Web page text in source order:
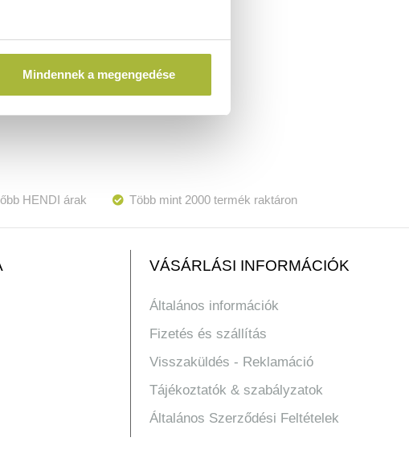
Mindennek a megengedése
HENDI árak Több mint 2000 termék raktáron
VÁSÁRLÁSI INFORMÁCIÓK
Általános információk
Fizetés és szállítás
Visszaküldés - Reklamáció
Tájékoztatók & szabályzatok
Általános Szerződési Feltételek